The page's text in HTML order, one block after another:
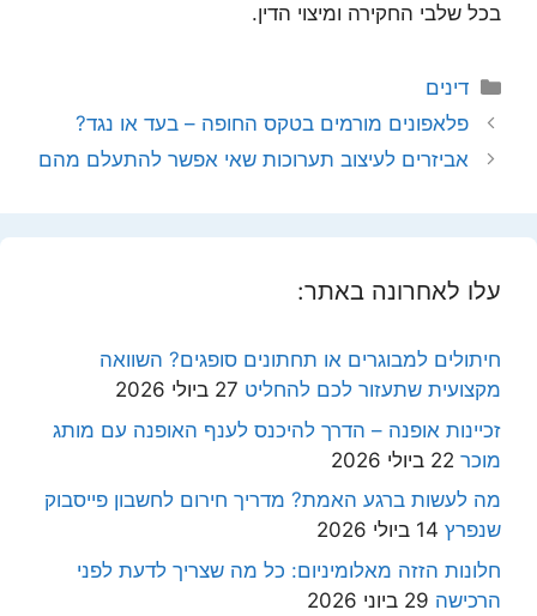
בכל שלבי החקירה ומיצוי הדין.
קטגוריות
דינים
פלאפונים מורמים בטקס החופה – בעד או נגד?
אביזרים לעיצוב תערוכות שאי אפשר להתעלם מהם
עלו לאחרונה באתר:
חיתולים למבוגרים או תחתונים סופגים? השוואה
מקצועית שתעזור לכם להחליט 27 ביולי 2026
זכיינות אופנה – הדרך להיכנס לענף האופנה עם מותג
מוכר 22 ביולי 2026
מה לעשות ברגע האמת? מדריך חירום לחשבון פייסבוק
שנפרץ 14 ביולי 2026
חלונות הזזה מאלומיניום: כל מה שצריך לדעת לפני
הרכישה 29 ביוני 2026